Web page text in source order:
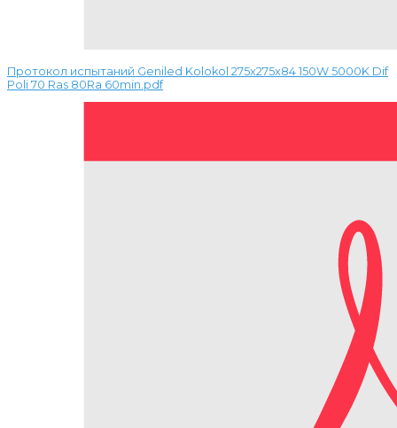
Протокол испытаний Geniled Kolokol 275x275x84 150W 5000K Dif
Poli 70 Ras 80Ra 60min.pdf